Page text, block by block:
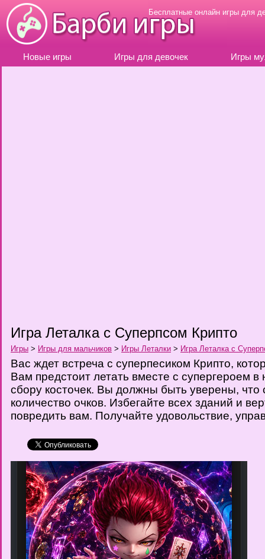
Бесплатные онлайн игры для
Новые игры Игры для девочек Игры
Игра Леталка с Суперпсом Крипто
Игры > Игры для мальчиков > Игры Леталки > Игра Леталка с
Вас ждет встреча с суперпесиком Крипто,
Вам предстоит летать вместе с супергероем
сбору косточек. Вы должны быть уверены, что
количество очков. Избегайте всех зданий и
повредить вам. Получайте удовольствие,